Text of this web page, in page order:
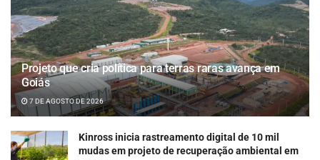
Projeto que cria política para terras raras avança em
Goiás
7 DE AGOSTO DE 2026
Kinross inicia rastreamento digital de 10 mil
mudas em projeto de recuperação ambiental em